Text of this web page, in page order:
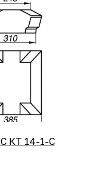
КТ 14-1-С